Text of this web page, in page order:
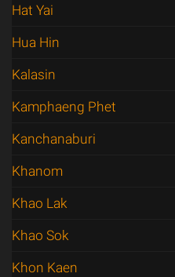
Hat Yai
Hua Hin
Kalasin
Kamphaeng Phet
Kanchanaburi
Khanom
Khao Lak
Khao Sok
Khon Kaen